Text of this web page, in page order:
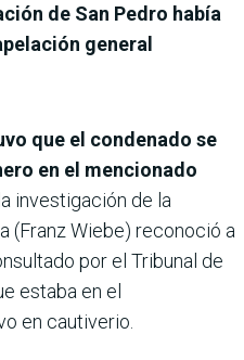
de San Pedro había
general
que el condenado se
en el mencionado
investigación de la
(Franz Wiebe) reconoció a
por el Tribunal de
estaba en el
en cautiverio.